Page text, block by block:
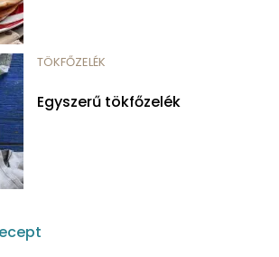
TÖKFŐZELÉK
Egyszerű tökfőzelék